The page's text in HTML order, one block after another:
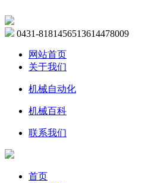
0431-8181456513614478009
网站首页
关于我们
机械自动化
机械百科
联系我们
首页